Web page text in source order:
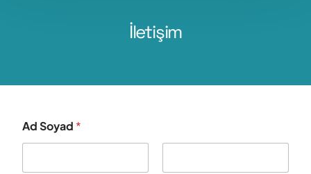
İletişim
Ad Soyad *